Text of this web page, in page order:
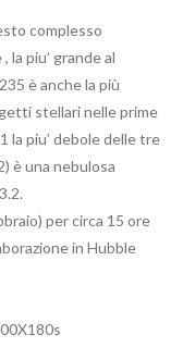
complesso
la piu’ grande al
è anche la più
stellari nelle prime
la piu’ debole delle tre
è una nebulosa
per circa 15 ore
in Hubble